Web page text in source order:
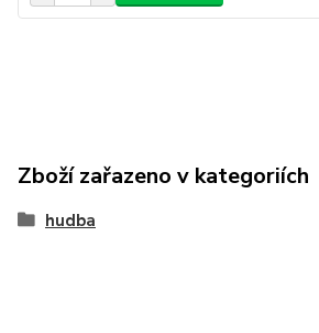
Zboží zařazeno v kategoriích
hudba